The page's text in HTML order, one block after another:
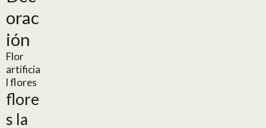
orac
ión
Flor
artificia
lflores
flore
s la